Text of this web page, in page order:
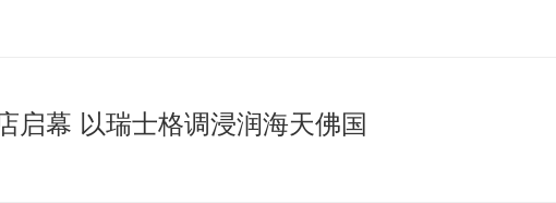
启幕 以瑞士格调浸润海天佛国